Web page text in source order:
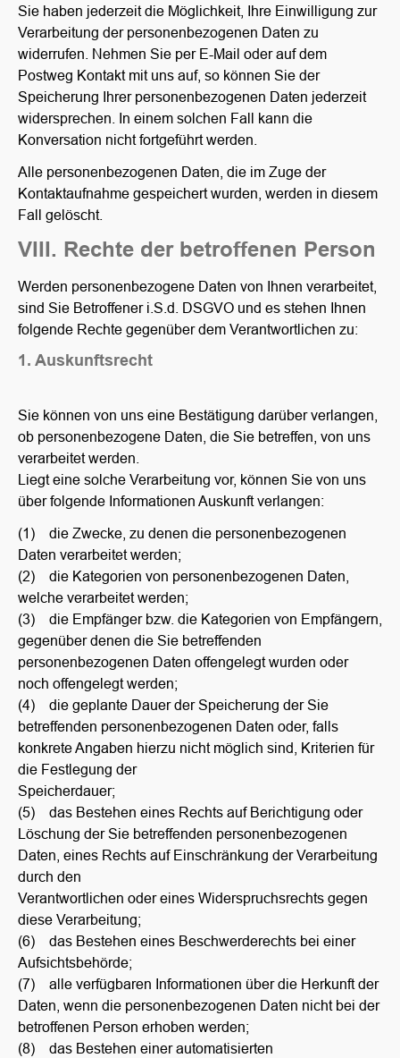
Sie haben jederzeit die Möglichkeit, Ihre Einwilligung zur
Verarbeitung der personenbezogenen Daten zu
widerrufen. Nehmen Sie per E-Mail oder auf dem
Postweg Kontakt mit uns auf, so können Sie der
Speicherung Ihrer personenbezogenen Daten jederzeit
widersprechen. In einem solchen Fall kann die
Konversation nicht fortgeführt werden.
Alle personenbezogenen Daten, die im Zuge der
Kontaktaufnahme gespeichert wurden, werden in diesem
Fall gelöscht.
VIII. Rechte der betroffenen Person
Werden personenbezogene Daten von Ihnen verarbeitet,
sind Sie Betroffener i.S.d. DSGVO und es stehen Ihnen
folgende Rechte gegenüber dem Verantwortlichen zu:
1. Auskunftsrecht
Sie können von uns eine Bestätigung darüber verlangen,
ob personenbezogene Daten, die Sie betreffen, von uns
verarbeitet werden.
Liegt eine solche Verarbeitung vor, können Sie von uns
über folgende Informationen Auskunft verlangen:
(1) die Zwecke, zu denen die personenbezogenen
Daten verarbeitet werden;
(2) die Kategorien von personenbezogenen Daten,
welche verarbeitet werden;
(3) die Empfänger bzw. die Kategorien von Empfängern,
gegenüber denen die Sie betreffenden
personenbezogenen Daten offengelegt wurden oder
noch offengelegt werden;
(4) die geplante Dauer der Speicherung der Sie
betreffenden personenbezogenen Daten oder, falls
konkrete Angaben hierzu nicht möglich sind, Kriterien für
die Festlegung der
Speicherdauer;
(5) das Bestehen eines Rechts auf Berichtigung oder
Löschung der Sie betreffenden personenbezogenen
Daten, eines Rechts auf Einschränkung der Verarbeitung
durch den
Verantwortlichen oder eines Widerspruchsrechts gegen
diese Verarbeitung;
(6) das Bestehen eines Beschwerderechts bei einer
Aufsichtsbehörde;
(7) alle verfügbaren Informationen über die Herkunft der
Daten, wenn die personenbezogenen Daten nicht bei der
betroffenen Person erhoben werden;
(8) das Bestehen einer automatisierten